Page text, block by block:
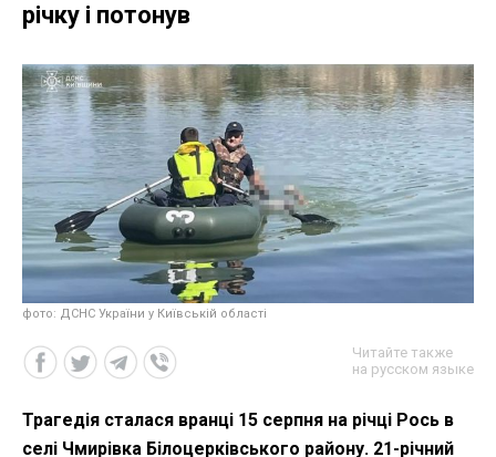
річку і потонув
фото: ДСНС України у Київській області
Читайте также
на русском языке
Трагедія сталася вранці 15 серпня на річці Рось в
селі Чмирівка Білоцерківського району. 21-річний